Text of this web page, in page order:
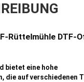
Rüttelmühle DTF-
bietet eine hohe
die auf verschiedenen